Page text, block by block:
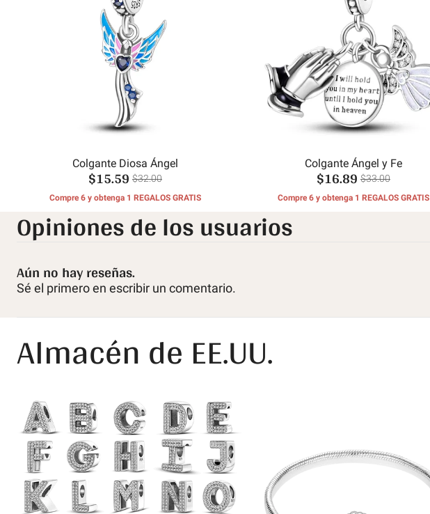
Colgante Diosa Ángel
$15.59 $32.00
Compre 6 y obtenga 1 REGALOS GRATIS
Colgante Ángel y Fe
$16.89 $33.00
Compre 6 y obtenga 1 REGALOS GRATIS
Opiniones de los usuarios
Aún no hay reseñas.
Sé el primero en escribir un comentario.
Almacén de EE.UU.